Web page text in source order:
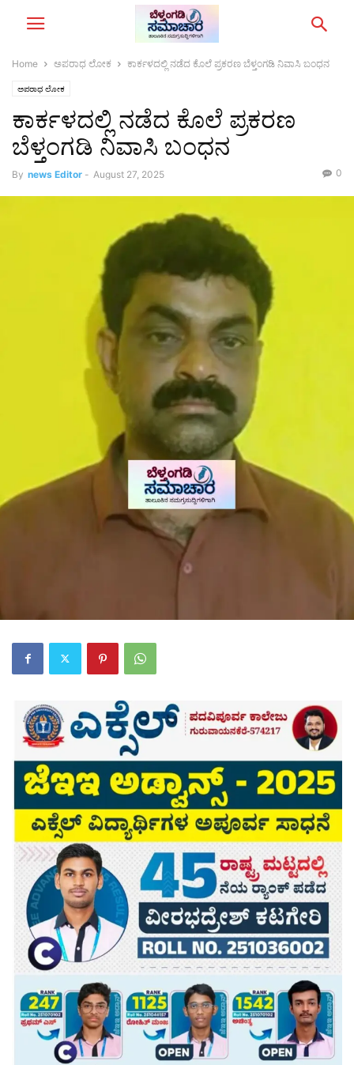
Home ಅಪರಾಧ ಲೋಕ ಕಾರ್ಕಳದಲ್ಲಿ ನಡೆದ ಕೊಲೆ ಪ್ರಕರಣ‌‌ ಬೆಳ್ತಂಗಡಿ ನಿವಾಸಿ ಬಂಧನ
ಅಪರಾಧ ಲೋಕ
ಕಾರ್ಕಳದಲ್ಲಿ ನಡೆದ ಕೊಲೆ ಪ್ರಕರಣ‌‌
ಬೆಳ್ತಂಗಡಿ ನಿವಾಸಿ ಬಂಧನ
By news Editor - August 27, 2025 0